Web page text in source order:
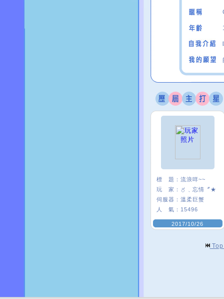
標 題： 流浪咩~~
玩 家：
〥﹑忘情〞★
伺服器： 溫柔巨蟹
人 氣： 15496
2017/10/26